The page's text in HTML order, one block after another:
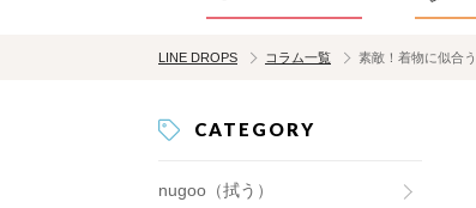
LINE DROPS コラム一覧 素敵！着物に似合
CATEGORY
nugoo（拭う）